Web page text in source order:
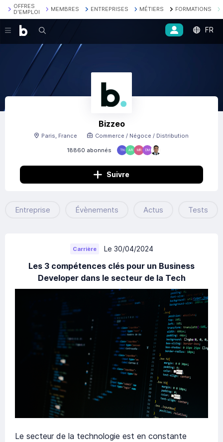
OFFRES
D'EMPLOI
MEMBRES ENTREPRISES MÉTIERS FORMATIONS
Recherche FR
Bizzeo
18860 abonnés TN AR MR DM
Paris, France Commerce / Négoce / Distribution
Suivre
Entreprise Évènements Actus Tests
Carrière Le 30/04/2024
Les 3 compétences clés pour un Business
Developer dans le secteur de la Tech
Le secteur de la technologie est en constante